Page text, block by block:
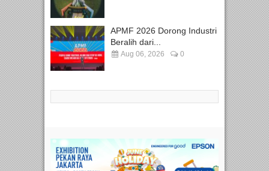
APMF 2026 Dorong Industri
Beralih dari...
Aug 06, 2026 0